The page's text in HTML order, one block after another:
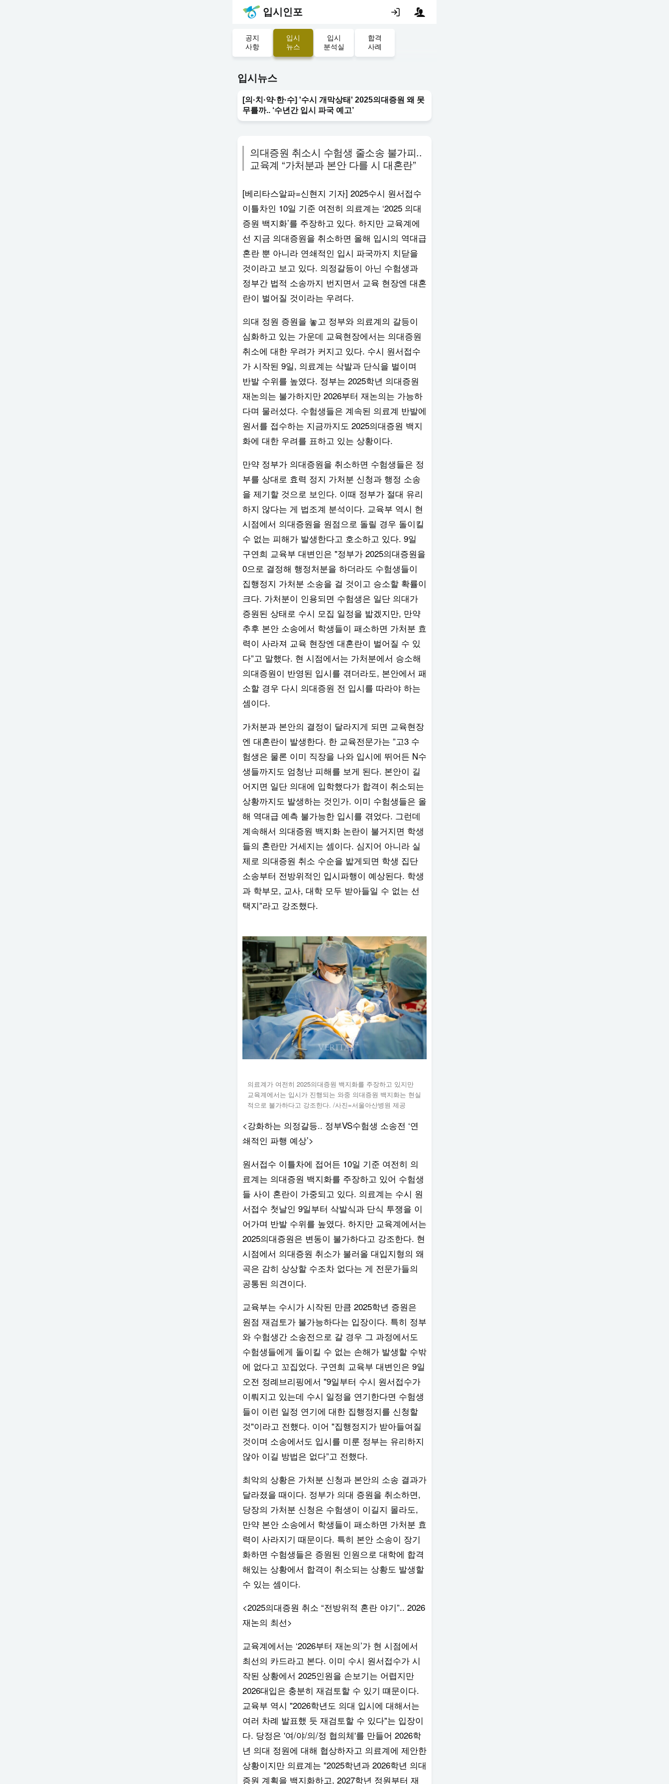
입시인포
공지
사항
입시
뉴스
입시
분석실
합격
사례
입시뉴스
[의·치·약·한·수] '수시 개막상태' 2025의대증원 왜 못
무를까.. ‘수년간 입시 파국 예고’
의대증원 취소시 수험생 줄소송 불가피..
교육계 “가처분과 본안 다를 시 대혼란”
[베리타스알파=신현지 기자] 2025수시 원서접수
이틀차인 10일 기준 여전히 의료계는 ‘2025 의대
증원 백지화’를 주장하고 있다. 하지만 교육계에
선 지금 의대증원을 취소하면 올해 입시의 역대급
혼란 뿐 아니라 연쇄적인 입시 파국까지 치닫을
것이라고 보고 있다. 의정갈등이 아닌 수험생과
정부간 법적 소송까지 번지면서 교육 현장엔 대혼
란이 벌어질 것이라는 우려다.
의대 정원 증원을 놓고 정부와 의료계의 갈등이
심화하고 있는 가운데 교육현장에서는 의대증원
취소에 대한 우려가 커지고 있다. 수시 원서접수
가 시작된 9일, 의료계는 삭발과 단식을 벌이며
반발 수위를 높였다. 정부는 2025학년 의대증원
재논의는 불가하지만 2026부터 재논의는 가능하
다며 물러섰다. 수험생들은 계속된 의료계 반발에
원서를 접수하는 지금까지도 2025의대증원 백지
화에 대한 우려를 표하고 있는 상황이다.
만약 정부가 의대증원을 취소하면 수험생들은 정
부를 상대로 효력 정지 가처분 신청과 행정 소송
을 제기할 것으로 보인다. 이때 정부가 절대 유리
하지 않다는 게 법조계 분석이다. 교육부 역시 현
시점에서 의대증원을 원점으로 돌릴 경우 돌이킬
수 없는 피해가 발생한다고 호소하고 있다. 9일
구연희 교육부 대변인은 "정부가 2025의대증원을
0으로 결정해 행정처분을 하더라도 수험생들이
집행정지 가처분 소송을 걸 것이고 승소할 확률이
크다. 가처분이 인용되면 수험생은 일단 의대가
증원된 상태로 수시 모집 일정을 밟겠지만, 만약
추후 본안 소송에서 학생들이 패소하면 가처분 효
력이 사라져 교육 현장엔 대혼란이 벌어질 수 있
다”고 말했다. 현 시점에서는 가처분에서 승소해
의대증원이 반영된 입시를 겪더라도, 본안에서 패
소할 경우 다시 의대증원 전 입시를 따라야 하는
셈이다.
가처분과 본안의 결정이 달라지게 되면 교육현장
엔 대혼란이 발생한다. 한 교육전문가는 ”고3 수
험생은 물론 이미 직장을 나와 입시에 뛰어든 N수
생들까지도 엄청난 피해를 보게 된다. 본안이 길
어지면 일단 의대에 입학했다가 합격이 취소되는
상황까지도 발생하는 것인가. 이미 수험생들은 올
해 역대급 예측 불가능한 입시를 겪었다. 그런데
계속해서 의대증원 백지화 논란이 불거지면 학생
들의 혼란만 거세지는 셈이다. 심지어 아니라 실
제로 의대증원 취소 수순을 밟게되면 학생 집단
소송부터 전방위적인 입시파행이 예상된다. 학생
과 학부모, 교사, 대학 모두 받아들일 수 없는 선
택지”라고 강조했다.
의료계가 여전히 2025의대증원 백지화를 주장하고 있지만
교육계에서는 입시가 진행되는 와중 의대증원 백지화는 현실
적으로 불가하다고 강조한다. /사진=서울아산병원 제공
<강화하는 의정갈등.. 정부VS수험생 소송전 ‘연
쇄적인 파행 예상’>
원서접수 이틀차에 접어든 10일 기준 여전히 의
료계는 의대증원 백지화를 주장하고 있어 수험생
들 사이 혼란이 가중되고 있다. 의료계는 수시 원
서접수 첫날인 9일부터 삭발식과 단식 투쟁을 이
어가며 반발 수위를 높였다. 하지만 교육계에서는
2025의대증원은 변동이 불가하다고 강조한다. 현
시점에서 의대증원 취소가 불러올 대입지형의 왜
곡은 감히 상상할 수조차 없다는 게 전문가들의
공통된 의견이다.
교육부는 수시가 시작된 만큼 2025학년 증원은
원점 재검토가 불가능하다는 입장이다. 특히 정부
와 수험생간 소송전으로 갈 경우 그 과정에서도
수험생들에게 돌이킬 수 없는 손해가 발생할 수밖
에 없다고 꼬집었다. 구연희 교육부 대변인은 9일
오전 정례브리핑에서 "9일부터 수시 원서접수가
이뤄지고 있는데 수시 일정을 연기한다면 수험생
들이 이런 일정 연기에 대한 집행정지를 신청할
것"이라고 전했다. 이어 "집행정지가 받아들여질
것이며 소송에서도 입시를 미룬 정부는 유리하지
않아 이길 방법은 없다”고 전했다.
최악의 상황은 가처분 신청과 본안의 소송 결과가
달라졌을 때이다. 정부가 의대 증원을 취소하면,
당장의 가처분 신청은 수험생이 이길지 몰라도,
만약 본안 소송에서 학생들이 패소하면 가처분 효
력이 사라지기 때문이다. 특히 본안 소송이 장기
화하면 수험생들은 증원된 인원으로 대학에 합격
해있는 상황에서 합격이 취소되는 상황도 발생할
수 있는 셈이다.
<2025의대증원 취소 “전방위적 혼란 야기”.. 2026
재논의 최선>
교육계에서는 ‘2026부터 재논의’가 현 시점에서
최선의 카드라고 본다. 이미 수시 원서접수가 시
작된 상황에서 2025인원을 손보기는 어렵지만
2026대입은 충분히 재검토할 수 있기 떄문이다.
교육부 역시 "2026학년도 의대 입시에 대해서는
여러 차례 발표했 듯 재검토할 수 있다"는 입장이
다. 당정은 '여/야/의/정 협의체'를 만들어 2026학
년 의대 정원에 대해 협상하자고 의료계에 제안한
상황이지만 의료계는 "2025학년과 2026학년 의대
증원 계획을 백지화하고, 2027학년 정원부터 재